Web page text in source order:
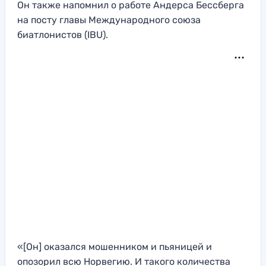
Он также напомнил о работе Андерса Бессберга
на посту главы Международного союза
биатлонистов (IBU).
«[Он] оказался мошенником и пьяницей и
опозорил всю Норвегию. И такого количества